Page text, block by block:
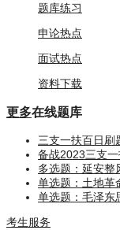
题库练习
申论热点
面试热点
资料下载
更多在线题库
三支一扶百日刷
备战2023三支一
多选题：延安整
单选题：土地革
单选题：毛泽东
考生服务